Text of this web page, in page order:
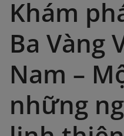
Khám
Ba Vàng
Nam –
những